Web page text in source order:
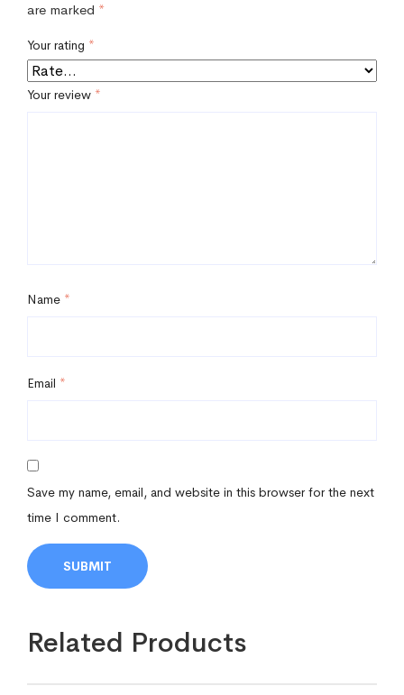
are marked *
Your rating *
Your review *
Name *
Email *
Save my name, email, and website in this browser for the next
time I comment.
Related Products